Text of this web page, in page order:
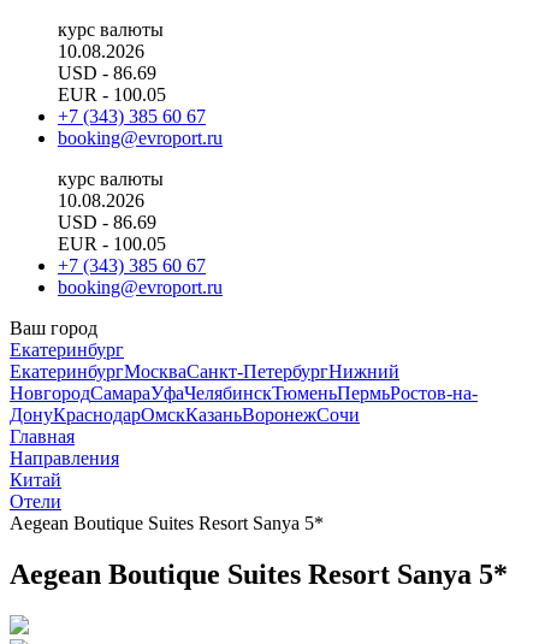
курс валюты
10.08.2026
USD - 86.69
EUR - 100.05
+7 (343) 385 60 67
booking@evroport.ru
курс валюты
10.08.2026
USD - 86.69
EUR - 100.05
+7 (343) 385 60 67
booking@evroport.ru
Ваш город
Екатеринбург
ЕкатеринбургМоскваСанкт-ПетербургНижний
НовгородСамараУфаЧелябинскТюменьПермьРостов-на-
ДонуКраснодарОмскКазаньВоронежСочи
Главная
Направления
Китай
Отели
Aegean Boutique Suites Resort Sanya 5*
Aegean Boutique Suites Resort Sanya 5*